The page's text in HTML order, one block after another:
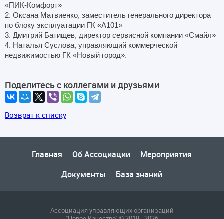
«ПИК-Комфорт»
2. Оксана Матвиенко, заместитель генерального директора
по блоку эксплуатации ГК «А101»
3. Дмитрий Батищев, директор сервисной компании «Смайл»
4. Наталья Суслова, управляющий коммерческой
недвижимостью ГК «Новый город».
Поделитесь с коллегами и друзьями
Возврат к списку
Главная Об Ассоциации
Мероприятия
Документы
База знаний
Ассоциация управляющих организаций